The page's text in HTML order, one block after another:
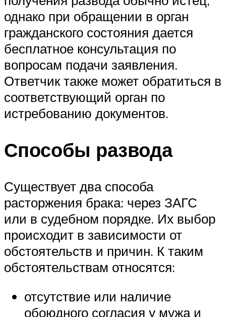
однако при обращении в орган
гражданского состояния дается
бесплатное консультация по
вопросам подачи заявления.
Ответчик также может обратиться в
соответствующий орган по
истребованию документов.
Способы развода
Существует два способа
расторжения брака: через ЗАГС
или в судебном порядке. Их выбор
происходит в зависимости от
обстоятельств и причин. К таким
обстоятельствам относятся:
отсутствие или наличие
обоюдного согласия у мужа и